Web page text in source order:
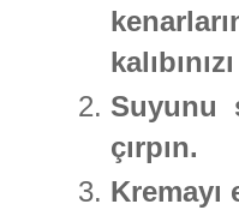
Suyunu
çırpın.
Kremayı